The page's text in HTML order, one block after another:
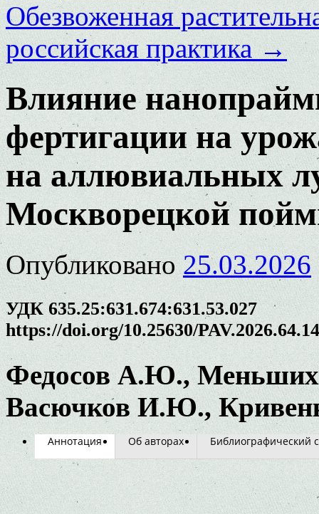
Обезвоженная
российская практика→
Влияние
фертигации на
на аллювиальных
Москворецкой
Опубликовано 25.03.2026
УДК 635.25:631.674:631.53.027
https://doi.org/10.25630/
Федосов А.Ю.,
Васючков И.Ю.,
Аннотация Об авторах Библиографический